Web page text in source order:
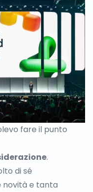
fare il punto
.
di sé
novità e tanta